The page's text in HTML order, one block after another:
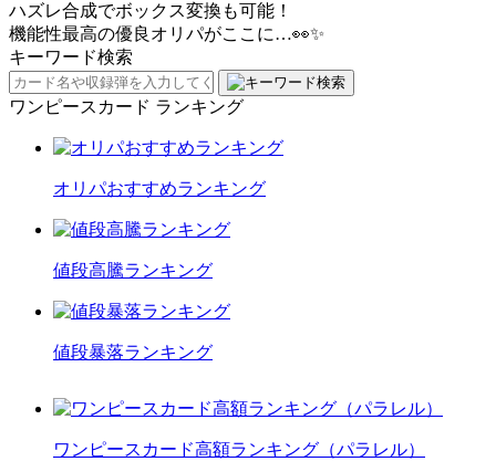
ハズレ合成でボックス変換も可能！
機能性最高の優良オリパがここに…👀✨
キーワード検索
ワンピースカード ランキング
オリパおすすめランキング
値段高騰ランキング
値段暴落ランキング
ワンピースカード高額ランキング（パラレル）